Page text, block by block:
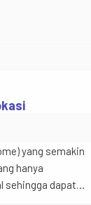
yang semakin
hanya
sehingga dapat